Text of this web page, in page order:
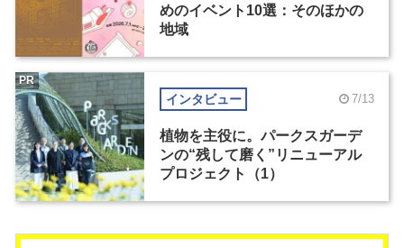
めのイベント10選：そのほかの
地域
インタビュー 7/13
植物を主役に。パークスガーデ
ンの“残して磨く”リニューアル
プロジェクト（1）
PR